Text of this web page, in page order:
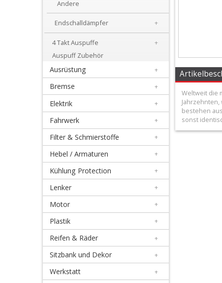
Honda
Suzuki
Kawasaki
Yamaha
Husqvarna
Andere
Endschalldämpfer
Auspuffe
Andere
Endschalldämpfer +
4 Takt Auspuffe
+
Auspuff Zubehör
Ausrüstung +
Bremse +
Elektrik +
Fahrwerk +
Filter & Schmierstoffe +
Hebel / Armaturen +
Kühlung Protection +
Lenker +
Motor +
Plastik +
Reifen & Räder +
Sitzbank und Dekor +
Werkstatt +
Weltweit die
Jahrzehnten,
bestehen
sonst